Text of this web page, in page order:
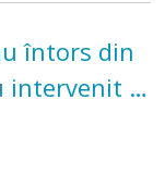
întors din
intervenit la